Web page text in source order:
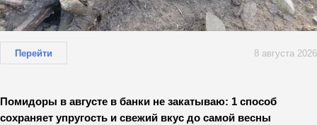
Перейти 8 августа 2026
Помидоры в августе в банки не закатываю: 1 способ
сохраняет упругость и свежий вкус до самой весны